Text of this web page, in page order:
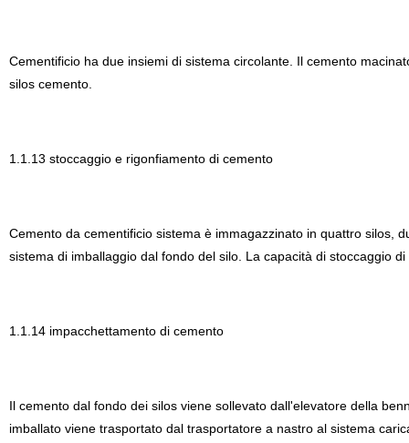
Cementificio ha due insiemi di sistema circolante. Il cemento
silos cemento.
1.1.13 stoccaggio e rigonfiamento di cemento
Cemento da cementificio sistema è immagazzinato in quattro silos,
sistema di imballaggio dal fondo del silo. La capacità di stoccaggio
1.1.14 impacchettamento di cemento
Il cemento dal fondo dei silos viene sollevato dall'elevatore della
imballato viene trasportato dal trasportatore a nastro al sistema